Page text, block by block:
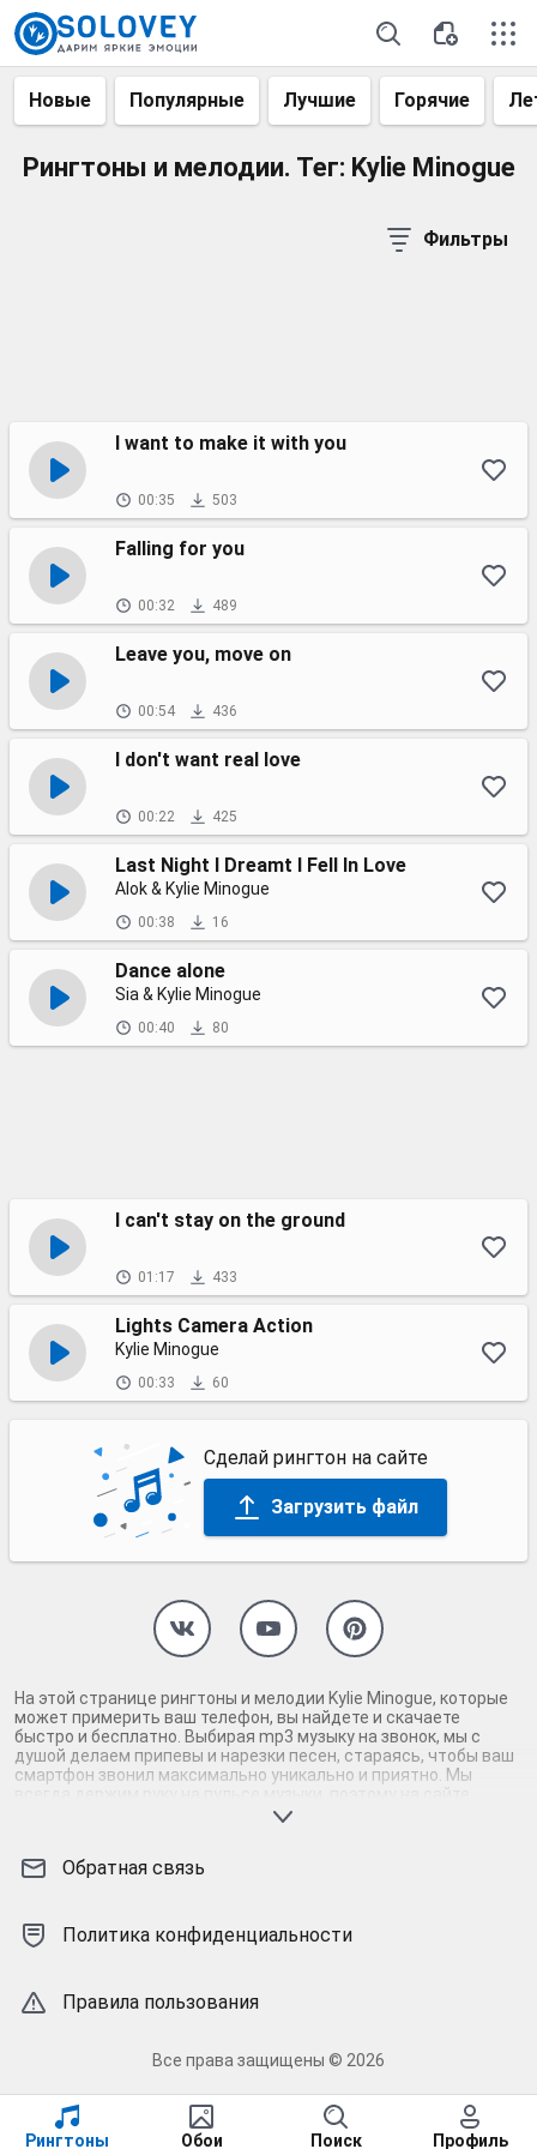
Новые Популярные Лучшие Горячие
Рингтоны и мелодии. Тег: Kylie Minogue
Фильтры
I want to make it with you
00:35 503
Falling for you
00:32 489
Leave you, move on
00:54 436
I don't want real love
00:22 425
Last Night I Dreamt I Fell In Love
Alok & Kylie Minogue
00:38 16
Dance alone
Sia & Kylie Minogue
00:40 80
I can't stay on the ground
01:17 433
Lights Camera Action
Kylie Minogue
00:33 60
Сделай рингтон на сайте
Загрузить файл
На этой странице рингтоны и мелодии Kylie Minogue, которые
может примерить ваш телефон, вы найдете и скачаете
быстро и бесплатно. Выбирая mp3 музыку на звонок, мы с
душой делаем припевы и нарезки песен, стараясь, чтобы ваш
смартфон звонил максимально уникально и приятно. Мы
всегда держим руку на пульсе музыки, поэтому на сайте
присутствуют только самые нормальные рингтоны Kylie
телефона. Вам точно не будет стыдно за такую мелодию
Minogue m4r-рингтоны для айфона (iPhone). Перед тем, как
бесплатно скачать на андроид/iOS понравившиеся мелодии,
мелодии Kylie Minogue на звонок для каждого. Как ни назови
Обратная связь
Политика конфиденциальности
Правила пользования
Все права защищены © 2026
Рингтоны Обои Поиск Профиль